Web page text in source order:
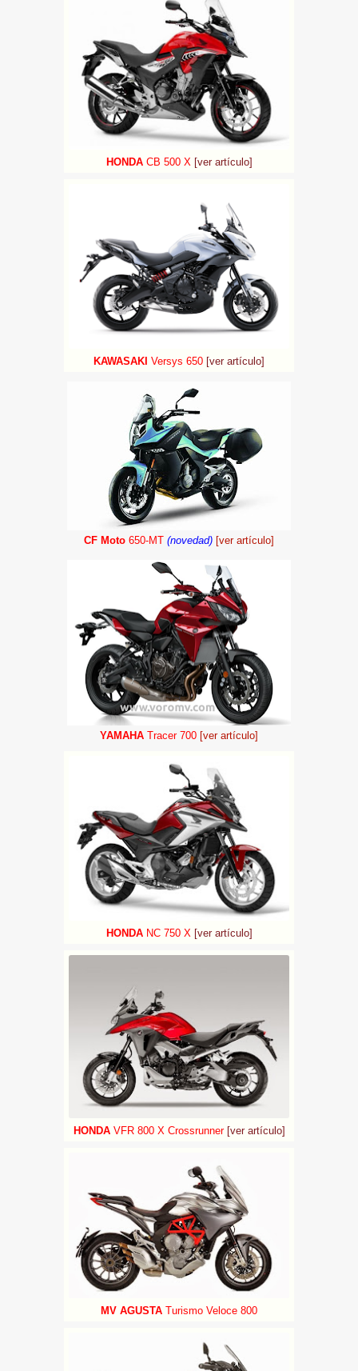
HONDACB 500 X [ver artículo]
KAWASAKI Versys 650 [ver artículo]
CF Moto 650-MT (novedad) [ver artículo]
YAMAHA Tracer 700 [ver artículo]
HONDANC 750 X [ver artículo]
HONDAVFR 800 X Crossrunner [ver artículo]
MV AGUSTA Turismo Veloce 800